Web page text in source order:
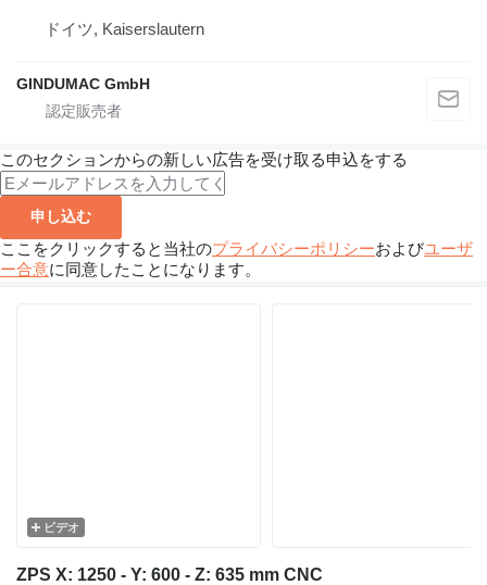
ドイツ, Kaiserslautern
GINDUMAC GmbH
このセクションからの新しい広告を受け取る申込をする
申し込む
ここをクリックすると当社のプライバシーポリシーおよびユーザ
ー合意に同意したことになります。
ビデオ
ZPS X: 1250 - Y: 600 - Z: 635 mm CNC